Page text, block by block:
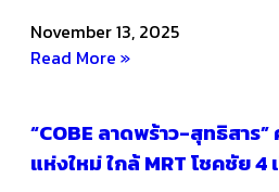
November 13, 2025
Read More »
“COBE ลาดพร้าว-สุทธิสาร
แห่งใหม่ ใกล้ MRT โชคชัย 4